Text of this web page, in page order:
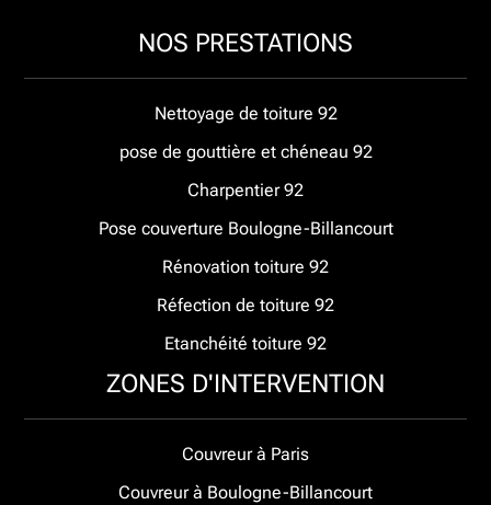
NOS PRESTATIONS
Nettoyage de toiture 92
pose de gouttière et chéneau 92
Charpentier 92
Pose couverture Boulogne-Billancourt
Rénovation toiture 92
Réfection de toiture 92
Etanchéité toiture 92
ZONES D'INTERVENTION
Couvreur à Paris
Couvreur à Boulogne-Billancourt